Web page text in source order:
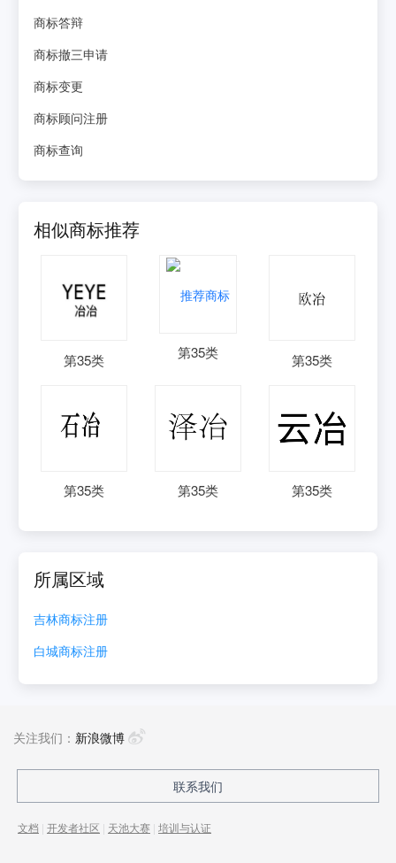
商标答辩
商标撤三申请
商标变更
商标顾问注册
商标查询
相似商标推荐
第35类 第35类 第35类
第35类 第35类 第35类
所属区域
吉林商标注册
白城商标注册